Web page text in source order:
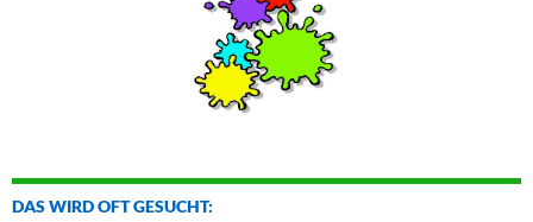
DAS WIRD OFT GESUCHT: